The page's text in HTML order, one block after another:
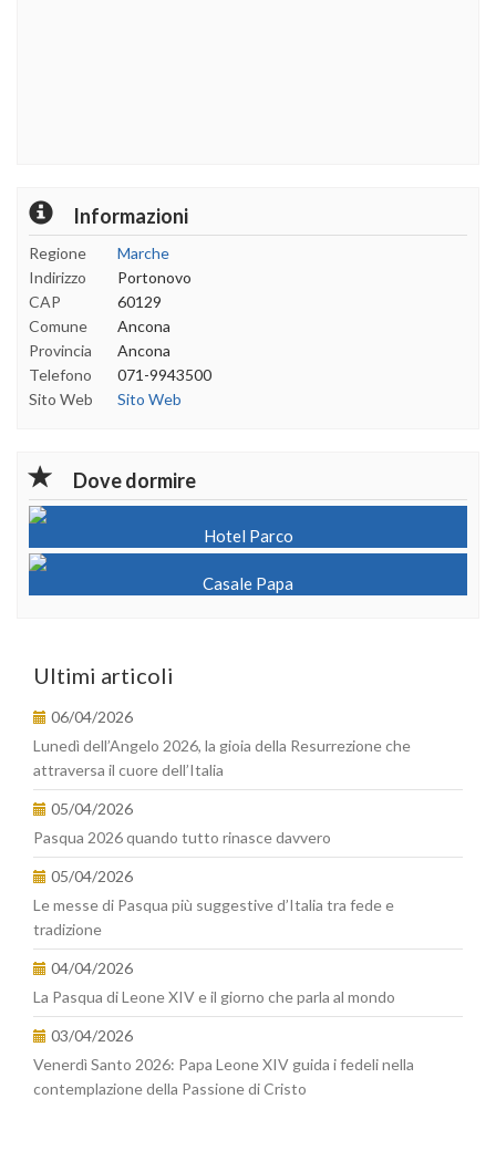
Informazioni
Regione
Marche
Indirizzo
Portonovo
CAP
60129
Comune
Ancona
Provincia
Ancona
Telefono
071-9943500
Sito Web
Sito Web
Dove dormire
Hotel Parco
Casale Papa
Ultimi articoli
06/04/2026
Lunedì dell’Angelo 2026, la gioia della Resurrezione che
attraversa il cuore dell’Italia
05/04/2026
Pasqua 2026 quando tutto rinasce davvero
05/04/2026
Le messe di Pasqua più suggestive d’Italia tra fede e
tradizione
04/04/2026
La Pasqua di Leone XIV e il giorno che parla al mondo
03/04/2026
Venerdì Santo 2026: Papa Leone XIV guida i fedeli nella
contemplazione della Passione di Cristo